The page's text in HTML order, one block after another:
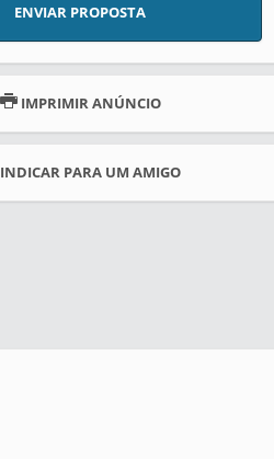
ENVIAR PROPOSTA
IMPRIMIR ANÚNCIO
INDICAR PARA UM AMIGO